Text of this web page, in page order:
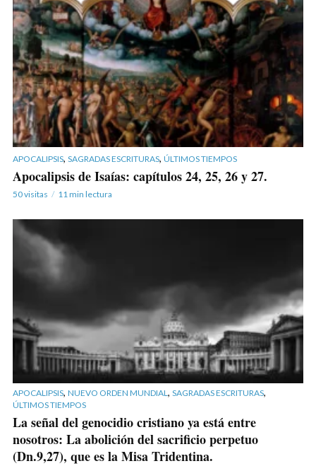
APOCALIPSIS, SAGRADAS ESCRITURAS, ÚLTIMOS TIEMPOS
Apocalipsis de Isaías: capítulos 24, 25, 26 y 27.
50 visitas 11 min lectura
APOCALIPSIS, NUEVO ORDEN MUNDIAL , SAGRADAS ESCRITURAS,
ÚLTIMOS TIEMPOS
La señal del genocidio cristiano ya está entre
nosotros: La abolición del sacrificio perpetuo
(Dn.9,27), que es la Misa Tridentina.